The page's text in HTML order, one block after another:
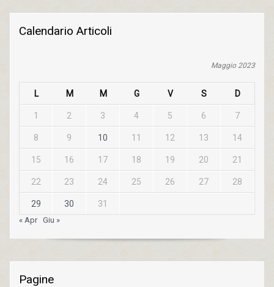
Calendario Articoli
Maggio 2023
L M M G V S D
1 2 3 4 5 6 7
8 9 10 11 12 13 14
15 16 17 18 19 20 21
22 23 24 25 26 27 28
29 30 31
« Apr Giu »
Pagine